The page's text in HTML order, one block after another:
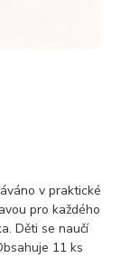
v praktické
pro každého
Děti se naučí
11 ks